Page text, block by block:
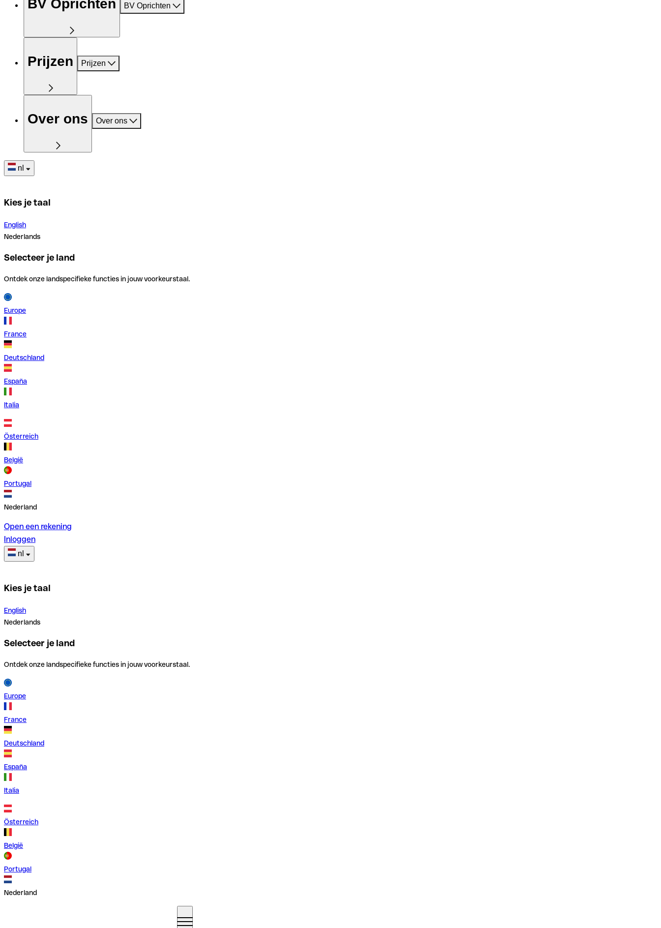
BV Oprichten BV Oprichten
Prijzen Prijzen
Over ons Over ons
nl
Kies je taal
English
Nederlands
Selecteer je land
Ontdek onze landspecifieke functies in jouw voorkeurstaal.
Europe
France
Deutschland
España
Italia
Österreich
België
Portugal
Nederland
Open een rekening
Inloggen
nl
Kies je taal
English
Nederlands
Selecteer je land
Ontdek onze landspecifieke functies in jouw voorkeurstaal.
Europe
France
Deutschland
España
Italia
Österreich
België
Portugal
Nederland